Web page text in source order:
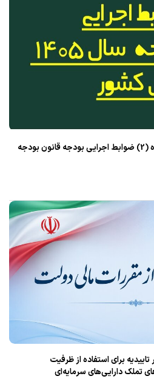
تخصیص اعتبارات تبصره (2) ماده (2) ضوابط اجرایی بودجه قانون بودجه
برای استفاده از ظرفیت